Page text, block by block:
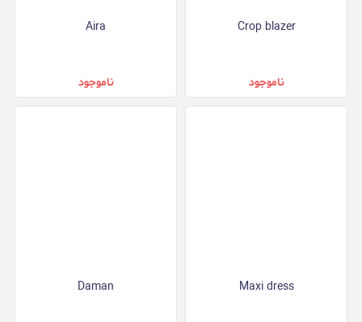
Crop blazer
ناموجود
Aira
ناموجود
Maxi dress
Daman